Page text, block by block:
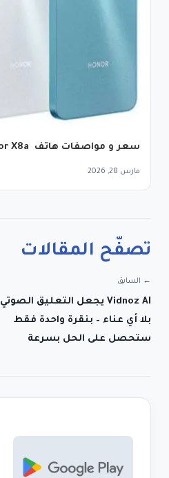
سعر و مواصفات هاتف Honor X8a
مارس 28, 2026
تصفّح المقالات
← السابق
Vidnoz AI يجعل التعليق الصوتي
بلا أي عناء – بنقرة واحدة فقط
ستحصل على الحل بسرعة